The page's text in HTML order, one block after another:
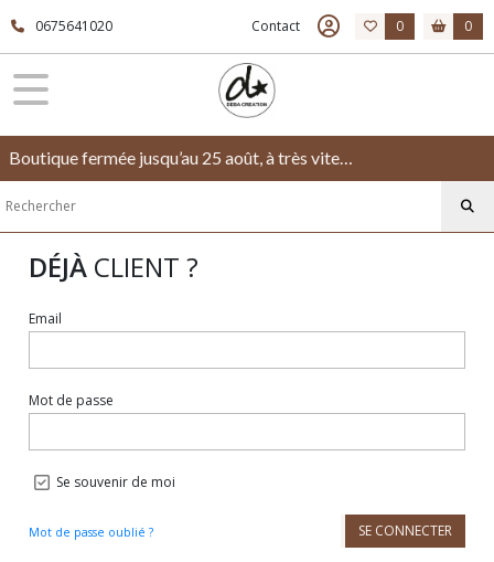
0675641020 Contact 0 0
Boutique fermée jusqu’au 25 août, à très vite…
DÉJÀ CLIENT ?
Email
Mot de passe
Se souvenir de moi
Mot de passe oublié ? SE CONNECTER